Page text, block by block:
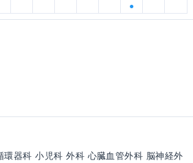
●
環器科 小児科 外科 心臓血管外科 脳神経外